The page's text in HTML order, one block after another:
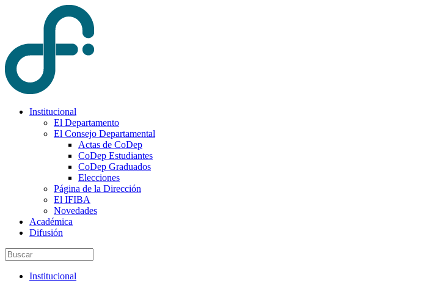
Institucional
El Departamento
El Consejo Departamental
Actas de CoDep
CoDep Estudiantes
CoDep Graduados
Elecciones
Página de la Dirección
El IFIBA
Novedades
Académica
Difusión
Institucional